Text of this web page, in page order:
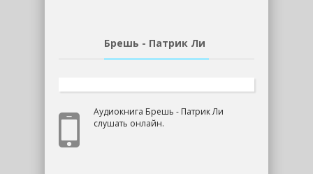
Брешь - Патрик Ли
Аудиокнига Брешь - Патрик Ли
слушать онлайн.